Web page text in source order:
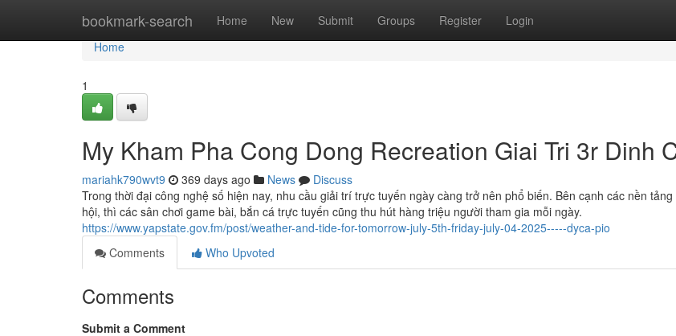
bookmark-search Home New Submit Groups Register Login
Home
Home
1
My Kham Pha Cong Dong Recreation Giai Tri 3r Dinh
mariahk790wvt9 369 days ago News
Discuss
Trong thời đại công nghệ số hiện nay, nhu cầu giải trí trực tuyến ngày càng trở nên phổ biến. Bên cạnh các nền
hội, thì các sân chơi game bài, bắn cá trực tuyến cũng thu hút hàng triệu người tham gia mỗi ngày.
https://www.yapstate.gov.fm/post/weather-and-tide-for-tomorrow-july-5th-friday-july-04-2025-----dyca-pio
Comments
Who Upvoted
Comments
Submit a Comment